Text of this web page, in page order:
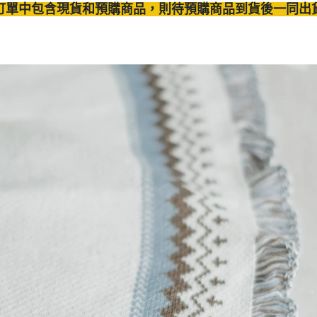
單中包含現貨和預購商品，則待預購商品到貨後一同出